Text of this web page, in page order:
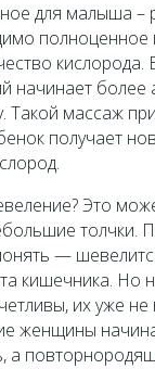
для малыша –
полноценное
кислорода.
начинает более
Такой массаж
получает
Это
толчки.
—
кишечника. Но
их уже не
женщины
а